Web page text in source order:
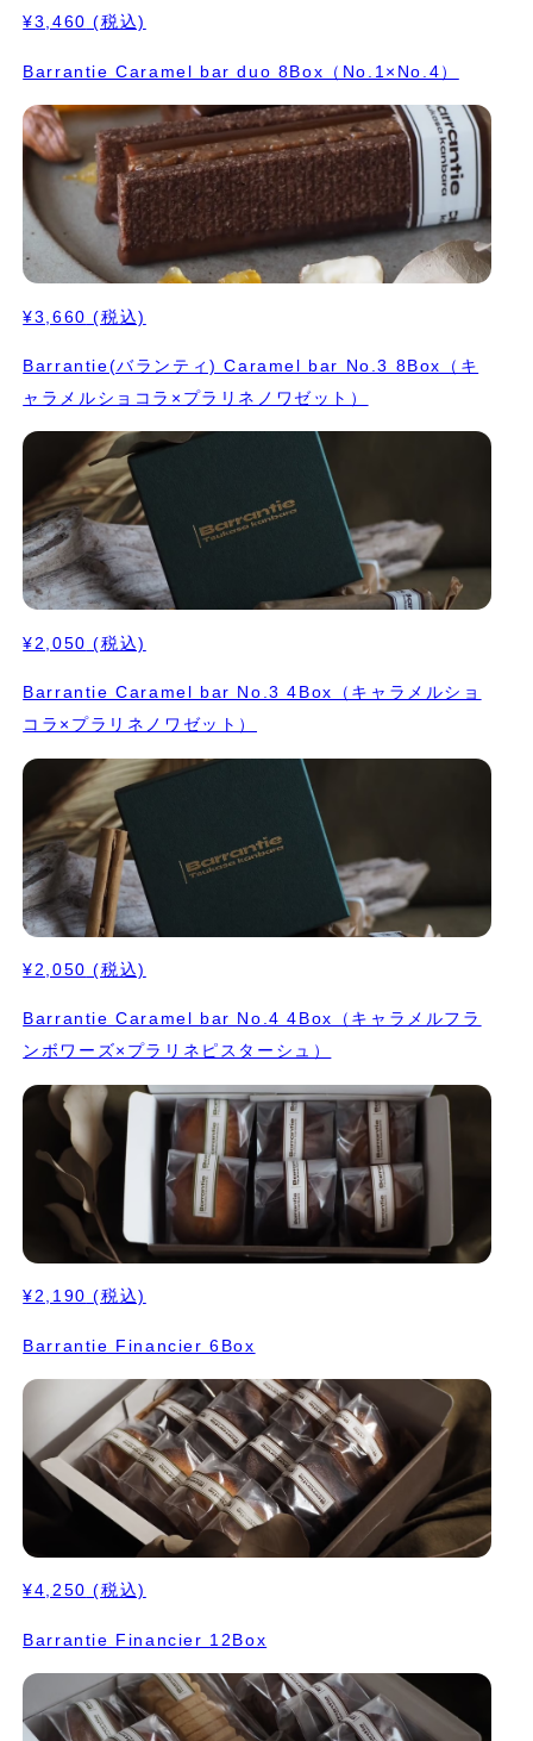
¥3,460 (税込)
Barrantie Caramel bar duo 8Box（No.1×No.4）
¥3,660 (税込)
Barrantie(バランティ) Caramel bar No.3 8Box（キ
ャラメルショコラ×プラリネノワゼット）
¥2,050 (税込)
Barrantie Caramel bar No.3 4Box（キャラメルショ
コラ×プラリネノワゼット）
¥2,050 (税込)
Barrantie Caramel bar No.4 4Box（キャラメルフラ
ンボワーズ×プラリネピスターシュ）
¥2,190 (税込)
Barrantie Financier 6Box
¥4,250 (税込)
Barrantie Financier 12Box